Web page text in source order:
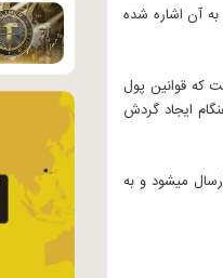
به آن اشاره شده
که قوانین پول
ایجاد گردش
میشود و به